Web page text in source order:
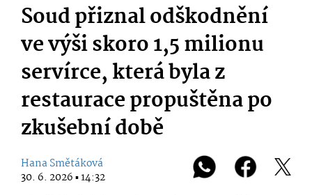
Soud přiznal odškodnění
ve výši skoro 1,5 milionu
servírce, která byla z
restaurace propuštěna po
zkušební době
Hana Smětáková
30. 6. 2026 ▪ 14:32